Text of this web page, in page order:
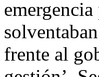
frente al